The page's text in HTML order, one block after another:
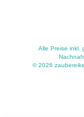
Alle Preise inkl.
© 2026